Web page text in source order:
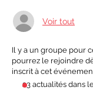
Voir tout
Il y a un groupe pour
pourrez le rejoindre
inscrit à cet
23 actualités dans